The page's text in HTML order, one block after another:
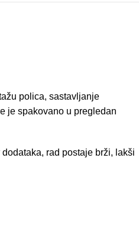
polica, sastavljanje
je spakovano u pregledan
rad postaje brži, lakši